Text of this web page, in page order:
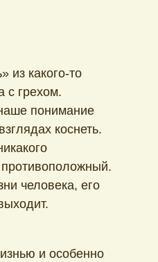
из какого-то
с грехом.
понимание
коснеть.
противоположный.
человека, его
и особенно